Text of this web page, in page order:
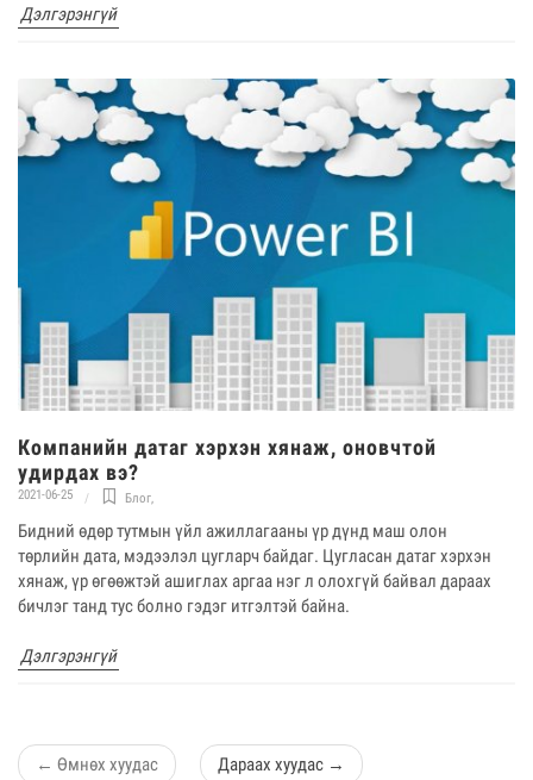
Дэлгэрэнгүй
Компанийн датаг хэрхэн хянаж, оновчтой
удирдах вэ?
2021-06-25 Блог,
Бидний өдөр тутмын үйл ажиллагааны үр дүнд маш олон
төрлийн дата, мэдээлэл цугларч байдаг. Цугласан датаг хэрхэн
хянаж, үр өгөөжтэй ашиглах аргаа нэг л олохгүй байвал дараах
бичлэг танд тус болно гэдэг итгэлтэй байна.
Дэлгэрэнгүй
← Өмнөх хуудас Дараах хуудас →